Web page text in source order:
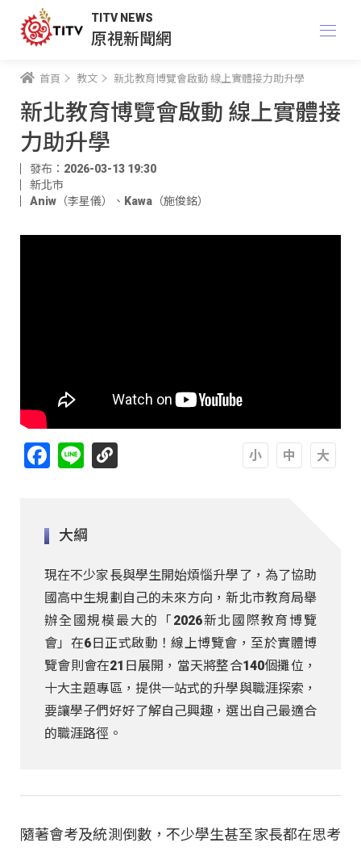
TITV NEWS
原視新聞網
首頁 教文 新北教育博覽會啟動 線上實體接力助升學
新北教育博覽會啟動 線上實體接
力助升學
發布：2026-03-13 19:30
新北市
Aniw（李星儀）
、 Kawa（施俊銘）
Facebook
Line
大綱
現在不少家長與學生開始煩惱升學了，為了協助
國高中生規劃自己的未來方向，新北市教育局舉
辦全國規模最大的「2026新北國際教育博覽
會」在6日正式啟動！線上博覽會，至於實體博
覽會則會在21日展開，當天將整合140個攤位，
十大主題專區，提供一站式的升學與職涯探索，
要讓學子們好好了解自己興趣，選出自己最適合
的職涯路徑。
隨著會考及統測倒數，不少學生甚至家長都在思考